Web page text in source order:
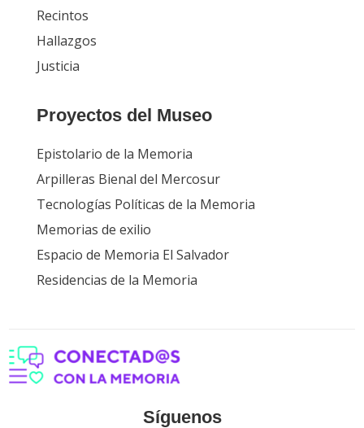
Recintos
Hallazgos
Justicia
Proyectos del Museo
Epistolario de la Memoria
Arpilleras Bienal del Mercosur
Tecnologías Políticas de la Memoria
Memorias de exilio
Espacio de Memoria El Salvador
Residencias de la Memoria
Síguenos